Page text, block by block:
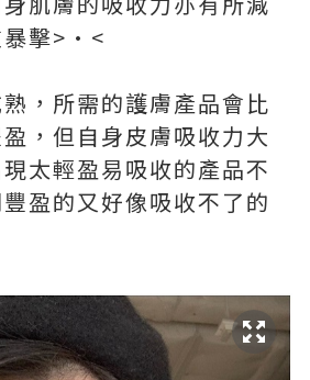
暴擊>•<
，所需的護膚產品會比
，但自身皮膚吸收力大
太輕盈易吸收的產品不
盈的又好像吸收不了的